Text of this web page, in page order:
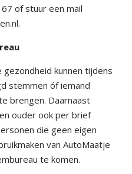
of stuur een mail
kunnen tijdens
stemmen óf iemand
brengen. Daarnaast
ouder ook per brief
die geen eigen
van AutoMaatje
te komen.